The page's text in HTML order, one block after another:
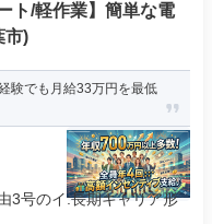
ト/軽作業】簡単な電
市)
験でも月給33万円を最低
3号のイ:長期キャリア形